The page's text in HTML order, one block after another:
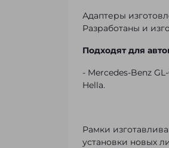
Адаптеры
Разработаны и
Подходят для
- Mercedes-Benz
Hella.
Рамки
установки новых